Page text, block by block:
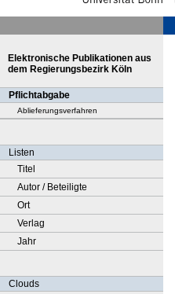
Elektronische Publikationen aus
dem Regierungsbezirk Köln
Pflichtabgabe
Ablieferungsverfahren
Listen
Titel
Autor / Beteiligte
Ort
Verlag
Jahr
Clouds